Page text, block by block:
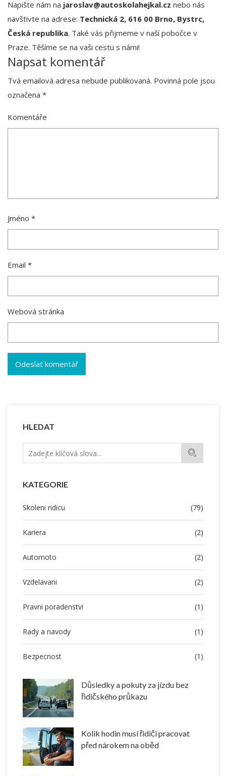
HLEDAT
KATEGORIE
Skoleni ridicu (79)
Kariera (2)
Automoto (2)
Vzdelavani (2)
Pravni poradenstvi (1)
Rady a navody (1)
Bezpecnost (1)
Důsledky a pokuty za jízdu bez
řidičského průkazu
Kolik hodin musí řidiči pracovat
před nárokem na oběd
Napište nám na jaroslav@autoskolahejkal.cz nebo nás
navštivte na adrese: Technická 2, 616 00 Brno, Bystrc,
Česká republika. Také vás přijmeme v naší pobočce v
Praze. Těšíme se na vaši cestu s námi!
Napsat komentář
Tvá emailová adresa nebude publikovaná. Povinná pole jsou
označena *
Komentáře
Jméno *
Email *
Webová stránka